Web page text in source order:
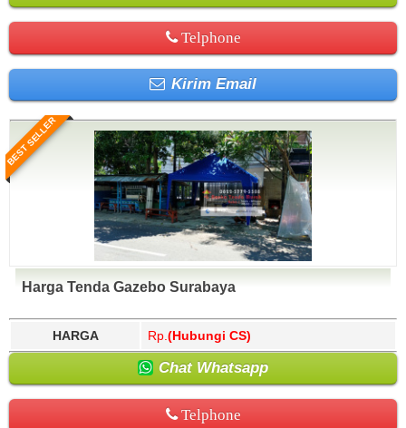
Telphone
Kirim Email
BEST SELLER
Harga Tenda Gazebo Surabaya
HARGA Rp. (Hubungi CS)
Chat Whatsapp
Telphone